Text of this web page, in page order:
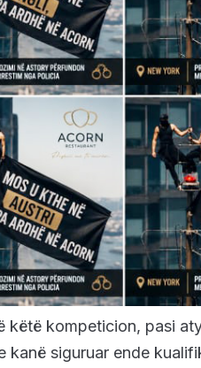
këtë kompeticion, pasi
kanë siguruar ende